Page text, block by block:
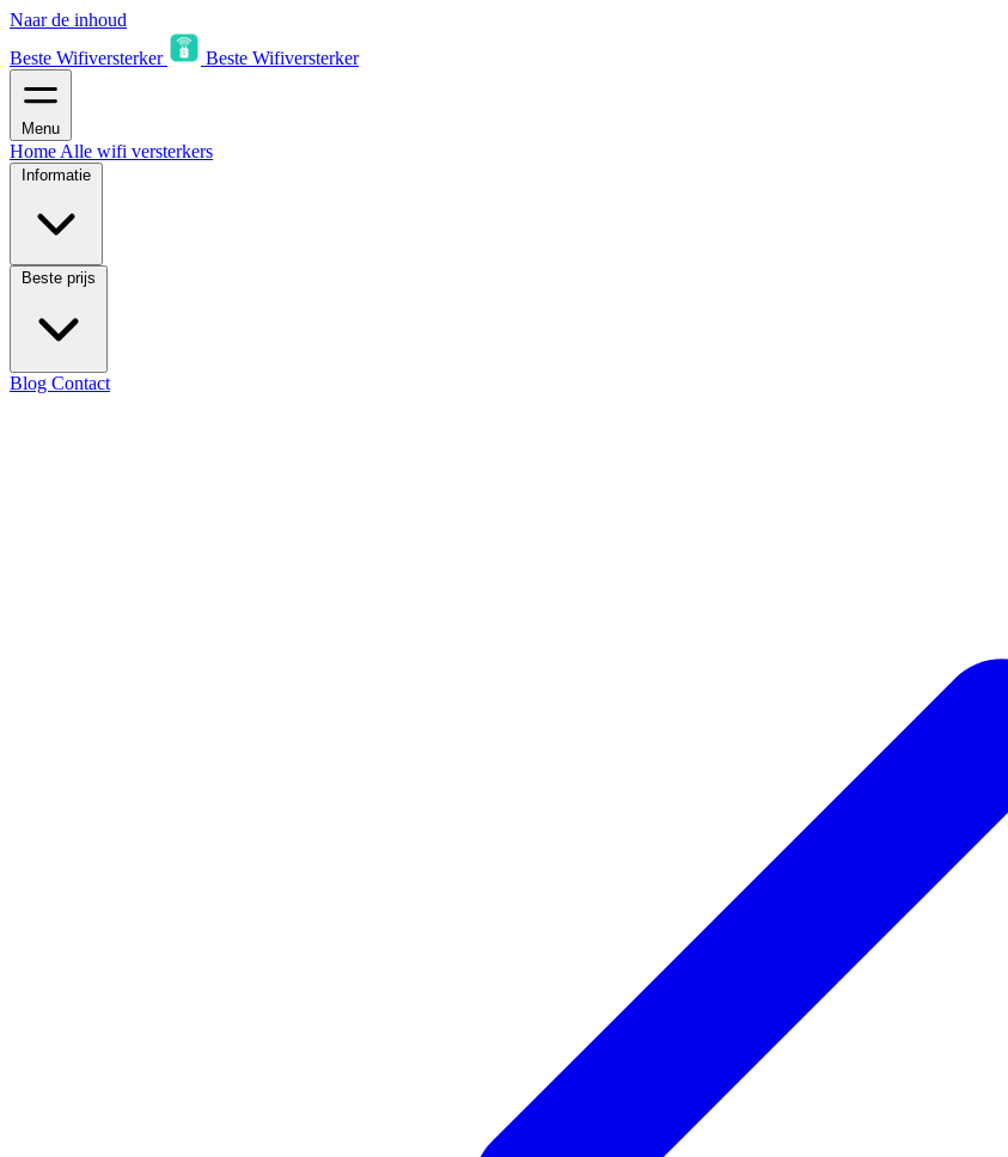
Naar de inhoud
Beste Wifiversterker
Beste Wifiversterker
Menu
Home Alle wifi versterkers
Informatie
Beste prijs
Blog Contact